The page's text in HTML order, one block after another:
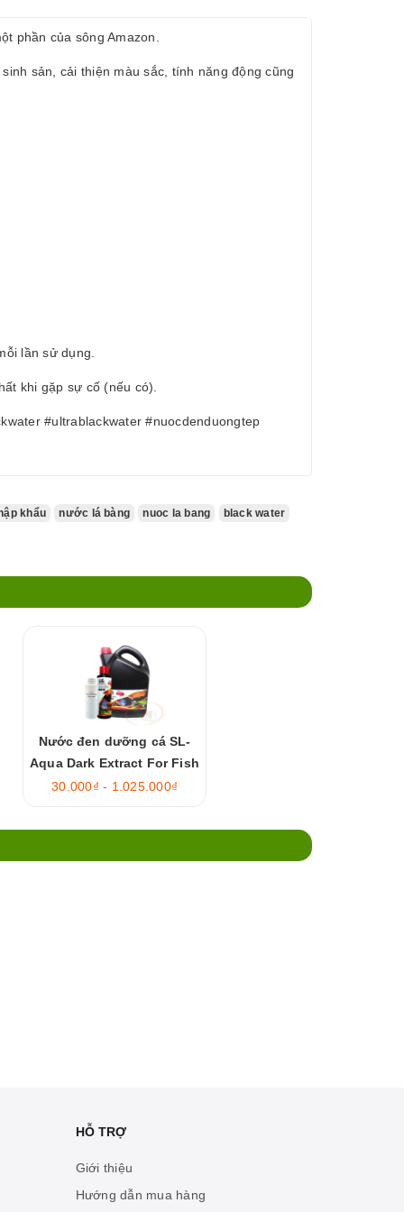
phần của sông Amazon.
sản, cải thiện màu sắc, tính năng động cũng
lần sử dụng.
khi gặp sự cố (nếu có).
#ultrablackwater #nuocdenduongtep
khẩu nước lá bàng nuoc la bang black water
Nước đen dưỡng cá SL-
Aqua Dark Extract For Fish
30.000₫ - 1.025.000₫
HỖ TRỢ
Giới thiệu
Hướng dẫn mua hàng